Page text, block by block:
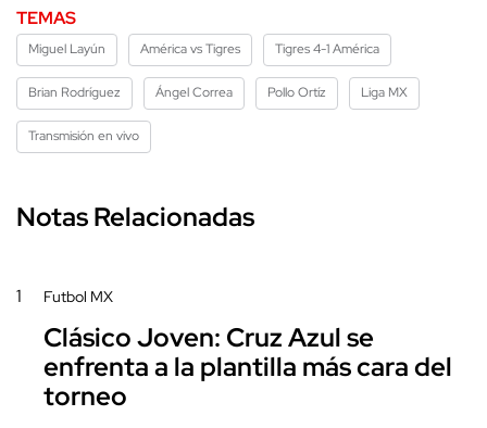
TEMAS
Miguel Layún América vs Tigres Tigres 4-1 América
Brian Rodríguez Ángel Correa Pollo Ortíz Liga MX
Transmisión en vivo
Notas Relacionadas
1 Futbol MX
Clásico Joven: Cruz Azul se
enfrenta a la plantilla más cara del
torneo